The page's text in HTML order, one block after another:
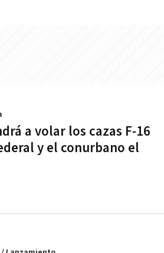
a volar los cazas F-16
y el conurbano el